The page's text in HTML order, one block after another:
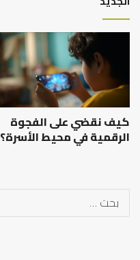
كيف نقضي على الفجوة
الرقمية في محيط الأسرة؟